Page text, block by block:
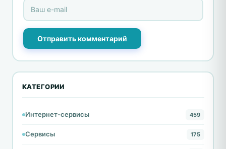
Отправить комментарий
КАТЕГОРИИ
Интернет-сервисы 459
Сервисы 175